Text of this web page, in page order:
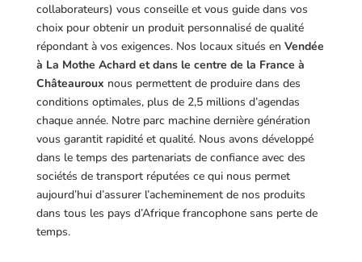
collaborateurs) vous conseille et vous guide dans vos
choix pour obtenir un produit personnalisé de qualité
répondant à vos exigences. Nos locaux situés en Vendée
à La Mothe Achard et dans le centre de la France à
Châteauroux nous permettent de produire dans des
conditions optimales, plus de 2,5 millions d’agendas
chaque année. Notre parc machine dernière génération
vous garantit rapidité et qualité. Nous avons développé
dans le temps des partenariats de confiance avec des
sociétés de transport réputées ce qui nous permet
aujourd’hui d’assurer l’acheminement de nos produits
dans tous les pays d’Afrique francophone sans perte de
temps.